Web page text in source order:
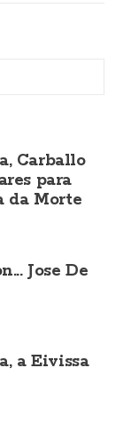
Carballo
para
da Morte
Jose De
a Eivissa